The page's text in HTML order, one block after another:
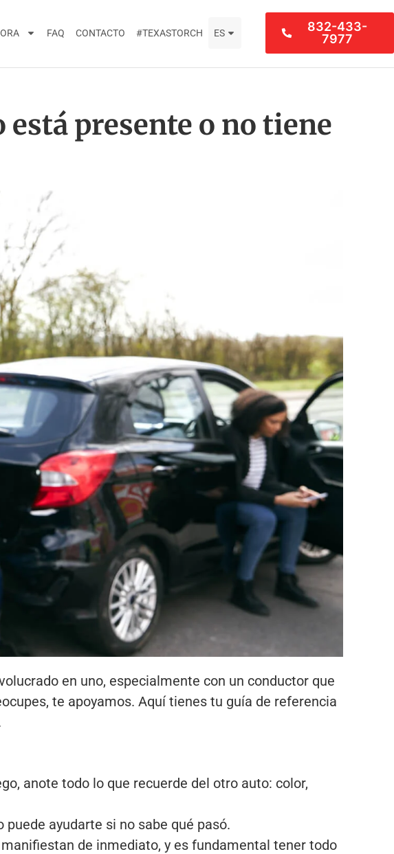
FAQ CONTACTO #TEXASTORCH ES
832-433-
7977
presente o no tiene
en uno, especialmente con un conductor que
te apoyamos. Aquí tienes tu guía de referencia
anote todo lo que recuerde del otro auto: color,
ayudarte si no sabe qué pasó.
de inmediato, y es fundamental tener todo